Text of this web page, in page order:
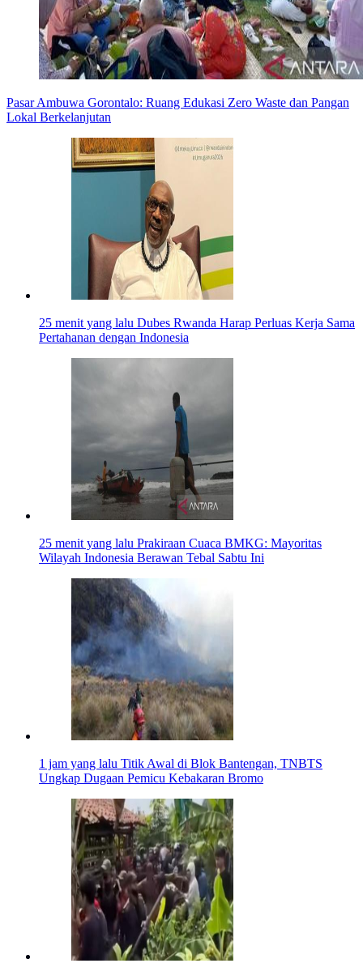
Pasar Ambuwa Gorontalo: Ruang Edukasi Zero Waste dan Pangan
Lokal Berkelanjutan
25 menit yang lalu Dubes Rwanda Harap Perluas Kerja Sama
Pertahanan dengan Indonesia
25 menit yang lalu Prakiraan Cuaca BMKG: Mayoritas
Wilayah Indonesia Berawan Tebal Sabtu Ini
1 jam yang lalu Titik Awal di Blok Bantengan, TNBTS
Ungkap Dugaan Pemicu Kebakaran Bromo